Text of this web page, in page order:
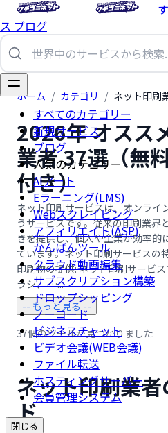
ス ブログ
すべてのカテゴリー
新規サービス
ブログ
人気のカテゴリー
AIアート
Eラーニング(LMS)
Webスクレイピング
アフィリエイト(ASP)
かんばんツール
クラウド動画編集
サブスクリプション構築
ドロップシッピング
ノーコード
ビジネスチャット
ビデオ会議(WEB会議)
ファイル転送
ホスティングサーバー
会員管理システム
閉じる
ホーム / カテゴリ / ネット印刷
2026年 オスス
業者 37選（無
付き）
ネット印刷サービスは、オンライ
うサービスです。従来の印刷業界
きを提供し、個人や企業が効率的
ています。ネット印刷サービスの
印刷物の提供: ネット印刷サービ
ラシ、 …...
-- もっと見る --
37個のツールが見つかりました
ネット印刷業
ド